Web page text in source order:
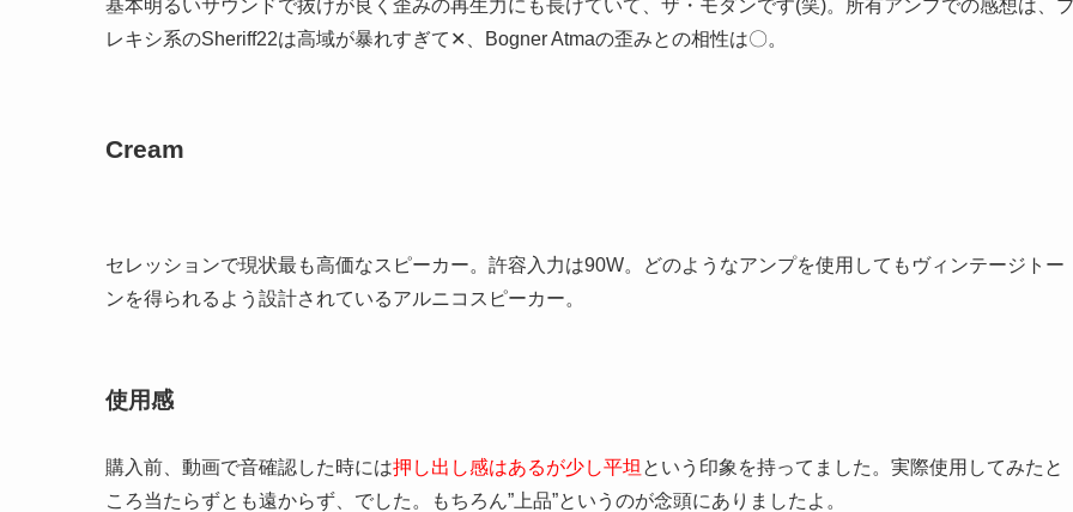
基本明るいサウンドで抜けが良く歪みの再生力にも長けていて、ザ・モダンです(笑)。所有アンプでの感想は、
レキシ系のSheriff22は高域が暴れすぎて✕、Bogner Atmaの歪みとの相性は〇。
Cream
セレッションで現状最も高価なスピーカー。許容入力は90W。どのようなアンプを使用してもヴィンテージトー
ンを得られるよう設計されているアルニコスピーカー。
使用感
購入前、動画で音確認した時には押し出し感はあるが少し平坦 という印象を持ってました。実際使用してみたと
ころ当たらずとも遠からず、でした。もちろん”上品”というのが念頭にありましたよ。